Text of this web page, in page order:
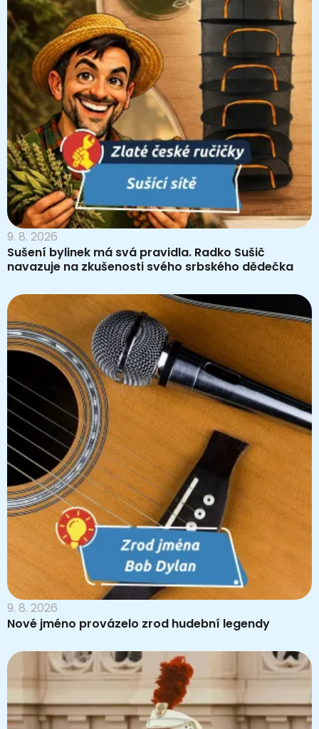
9. 8. 2026
Sušení bylinek má svá pravidla. Radko Sušič
navazuje na zkušenosti svého srbského dědečka
9. 8. 2026
Nové jméno provázelo zrod hudební legendy